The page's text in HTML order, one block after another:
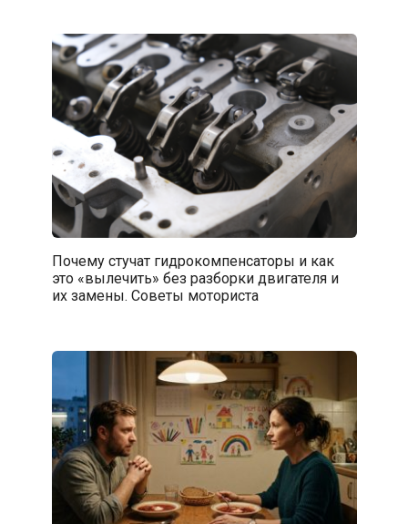
Почему стучат гидрокомпенсаторы и как
это «вылечить» без разборки двигателя и
их замены. Советы моториста